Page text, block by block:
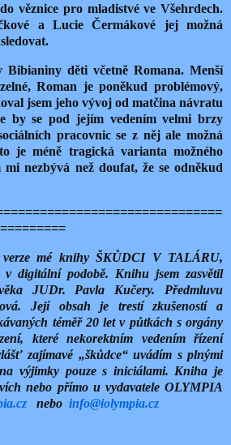
věznice pro mladistvé ve Všehrdech.
a Lucie Čermákové jej možná
Bibianiny děti včetně Romana. Menší
Roman je poněkud problémový,
jsem jeho vývoj od matčina návratu
by se pod jejím vedením velmi brzy
pracovnic se z něj ale možná
je méně tragická varianta možného
nezbývá než doufat, že se odněkud
verze mé knihy ŠKŮDCI V TALÁRU,
v digitální podobě. Knihu jsem zasvětil
JUDr. Pavla Kučery. Předmluvu
Její obsah je trestí zkušeností a
téměř 20 let v půtkách s orgány
které nekorektním vedením řízení
zajímavé „škůdce“ uvádím s plnými
výjimky pouze s iniciálami. Kniha je
nebo přímo u vydavatele OLYMPIA
nebo info@iolympia.cz